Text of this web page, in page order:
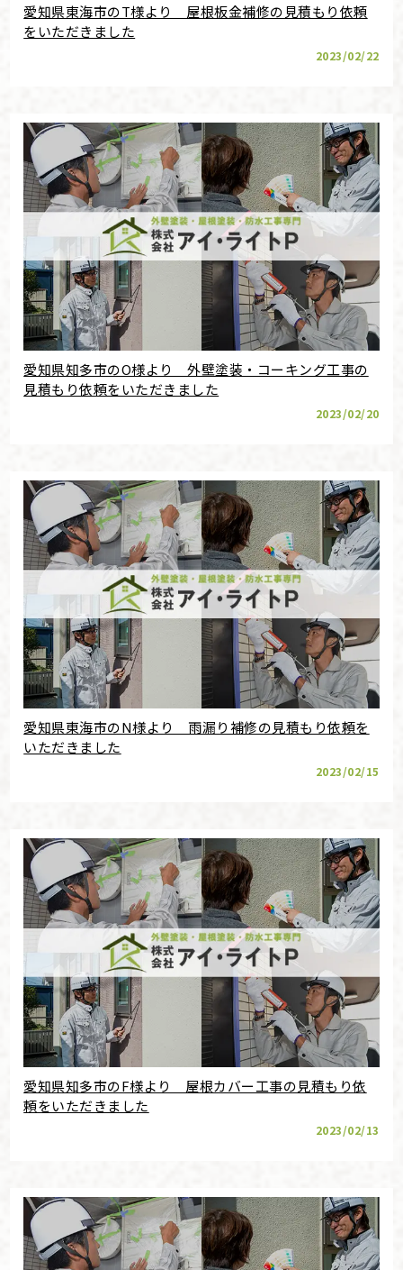
愛知県東海市のT様より 屋根板金補修の見積もり依頼
をいただきました
2023/02/22
愛知県知多市のO様より 外壁塗装・コーキング工事の
見積もり依頼をいただきました
2023/02/20
愛知県東海市のN様より 雨漏り補修の見積もり依頼を
いただきました
2023/02/15
愛知県知多市のF様より 屋根カバー工事の見積もり依
頼をいただきました
2023/02/13